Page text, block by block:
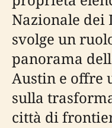
Nazionale dei
svolge un
panorama
Austin e offre
sulla
città di